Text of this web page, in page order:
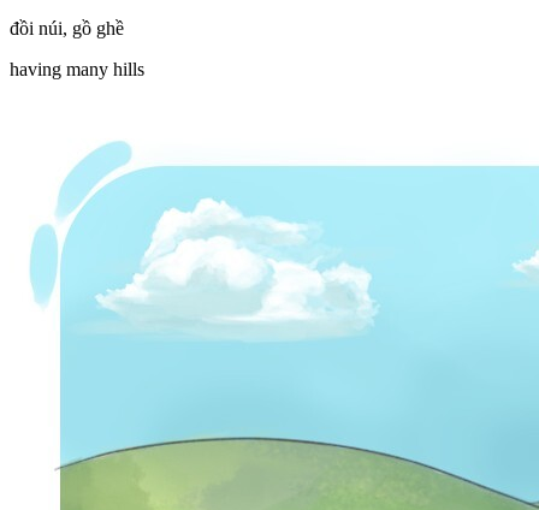
đồi núi, gồ ghề
having many hills